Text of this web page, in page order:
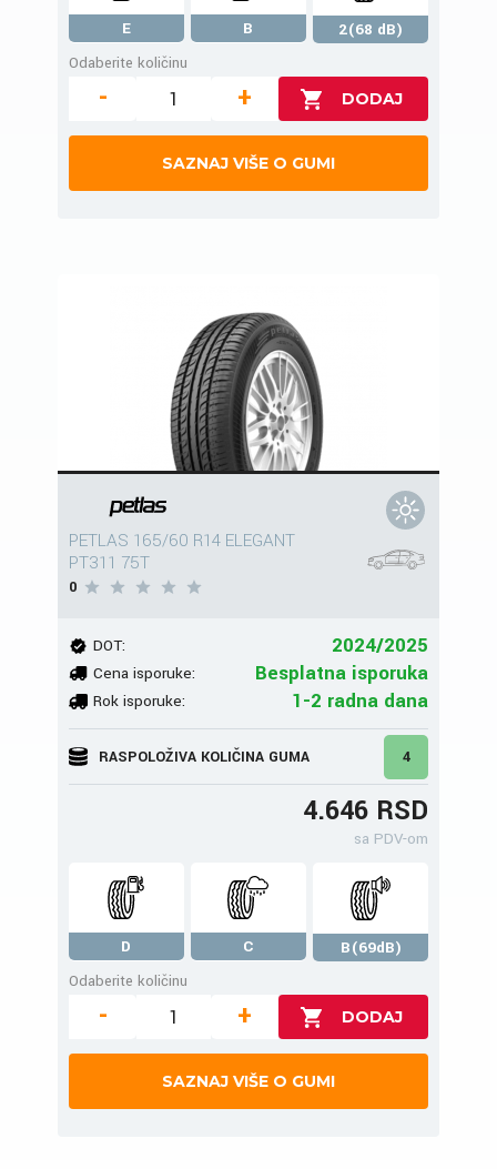
E B
2(68 dB)
Odaberite količinu
- +
SAZNAJ VIŠE O GUMI
PETLAS 165/60 R14 ELEGANT
PT311 75T
0
DOT: 2024/2025
Cena isporuke: Besplatna isporuka
Rok isporuke: 1-2 radna dana
RASPOLOŽIVA KOLIČINA GUMA 4
4.646 RSD
sa PDV-om
D C
B(69dB)
Odaberite količinu
- +
SAZNAJ VIŠE O GUMI